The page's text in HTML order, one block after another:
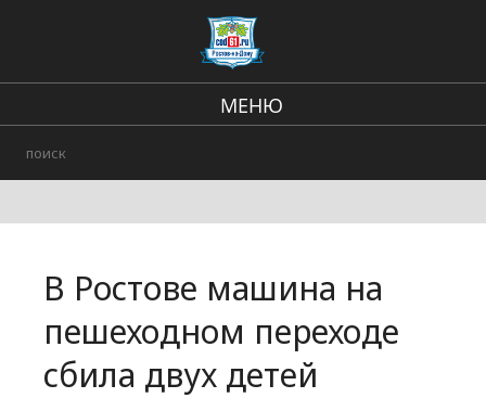
МЕНЮ
Городские события
В Ростове машина на
пешеходном переходе
сбила двух детей